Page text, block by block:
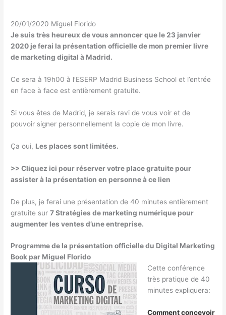
20/01/2020 Miguel Florido
Je suis très heureux de vous annoncer que le 23 janvier
2020 je ferai la présentation officielle de mon premier livre
de marketing digital à Madrid.
Ce sera à 19h00 à l’ESERP Madrid Business School et l’entrée
en face à face est entièrement gratuite.
Si vous êtes de Madrid, je serais ravi de vous voir et de
pouvoir signer personnellement la copie de mon livre.
Ça oui, Les places sont limitées.
>> Cliquez ici pour réserver votre place gratuite pour
assister à la présentation en personne à ce lien
De plus, je ferai une présentation de 40 minutes entièrement
gratuite sur7 Stratégies de marketing numérique pour
augmenter les ventes d’une entreprise.
Programme de la présentation officielle du Digital Marketing
Book par Miguel Florido
Cette conférence
très pratique de 40
minutes expliquera:
Comment concevoir